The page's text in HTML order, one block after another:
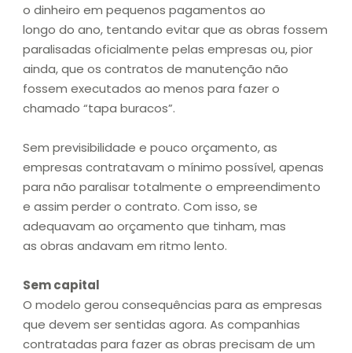
o dinheiro em pequenos pagamentos ao
longo do ano, tentando evitar que as obras fossem
paralisadas oficialmente pelas empresas ou, pior
ainda, que os contratos de manutenção não
fossem executados ao menos para fazer o
chamado “tapa buracos”.
Sem previsibilidade e pouco orçamento, as
empresas contratavam o mínimo possível, apenas
para não paralisar totalmente o empreendimento
e assim perder o contrato. Com isso, se
adequavam ao orçamento que tinham, mas
as obras andavam em ritmo lento.
Sem capital
O modelo gerou consequências para as empresas
que devem ser sentidas agora. As companhias
contratadas para fazer as obras precisam de um